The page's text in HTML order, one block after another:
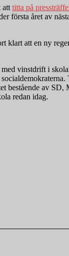
att titta på
första året av
klart att en ny
vinstdrift i
bestående av
redan idag.